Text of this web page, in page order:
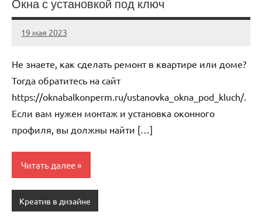
Окна с установкой под ключ
19 мая 2023
ntru_ru
Нет
Не знаете, как сделать ремонт в квартире или доме?
Тогда обратитесь на сайт
https://oknabalkonperm.ru/ustanovka_okna_pod_kluch/.
Если вам нужен монтаж и установка оконного
профиля, вы должны найти […]
Читать далее
Креатив в дизайне